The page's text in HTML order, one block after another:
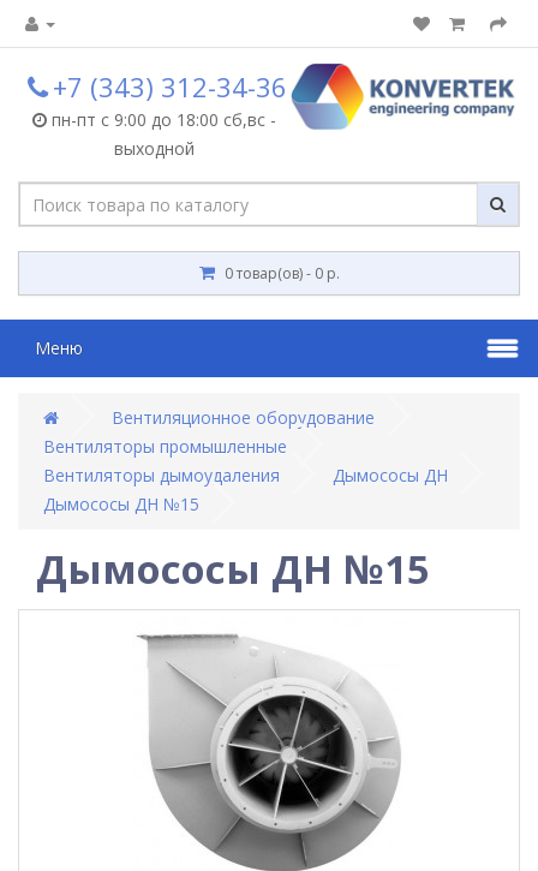
+7 (343) 312-34-36
пн-пт с 9:00 до 18:00 сб,вс -
выходной
0 товар(ов) - 0 р.
Меню
Вентиляционное оборудование
Вентиляторы промышленные
Вентиляторы дымоудаления
Дымососы ДН
Дымососы ДН №15
Дымососы ДН №15